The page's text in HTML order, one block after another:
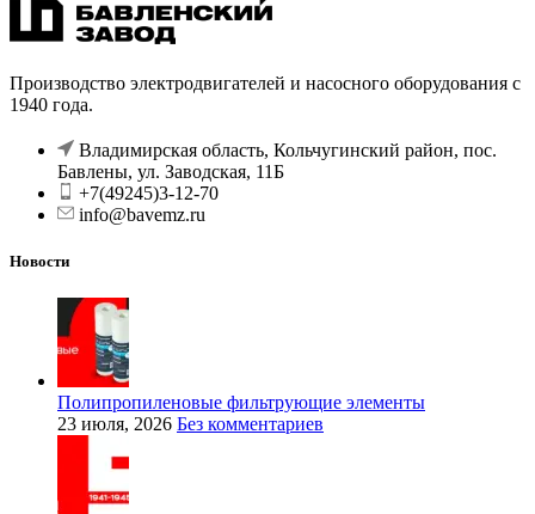
Производство электродвигателей и насосного оборудования с
1940 года.
Владимирская область, Кольчугинский район, пос.
Бавлены, ул. Заводская, 11Б
+7(49245)3-12-70
info@bavemz.ru
Новости
Полипропиленовые фильтрующие элементы
23 июля, 2026 Без комментариев